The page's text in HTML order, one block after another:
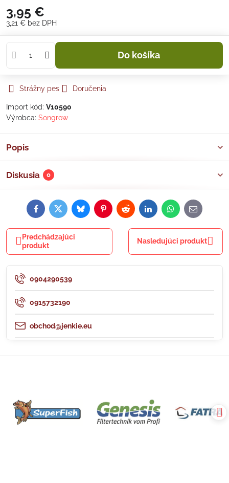
3,95 €
3,21 € bez DPH
Do košíka
Strážny pes Doručenia
Import kód: V10590
Výrobca: Songrow
Popis
Diskusia 0
FacebookTwitterBlueskyPinterestRedditLinkedInWhatsApp
E-
mail
Predchádzajúci
produkt
Nasledujúci produkt
0904290539
0915732190
obchod@jenkie.eu